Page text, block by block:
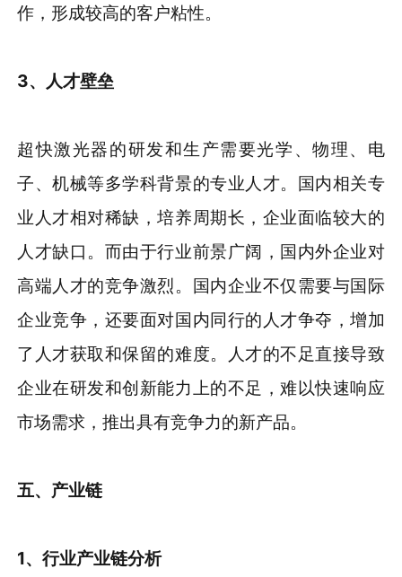
作，形成较高的客户粘性。
3、人才壁垒
超快激光器的研发和生产需要光学、物理、电
子、机械等多学科背景的专业人才。国内相关专
业人才相对稀缺，培养周期长，企业面临较大的
人才缺口。而由于行业前景广阔，国内外企业对
高端人才的竞争激烈。国内企业不仅需要与国际
企业竞争，还要面对国内同行的人才争夺，增加
了人才获取和保留的难度。人才的不足直接导致
企业在研发和创新能力上的不足，难以快速响应
市场需求，推出具有竞争力的新产品。
五、产业链
1、行业产业链分析